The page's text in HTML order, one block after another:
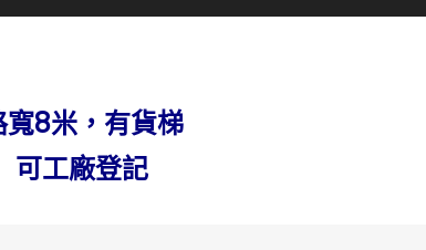
寬8米，有貨梯
可工廠登記